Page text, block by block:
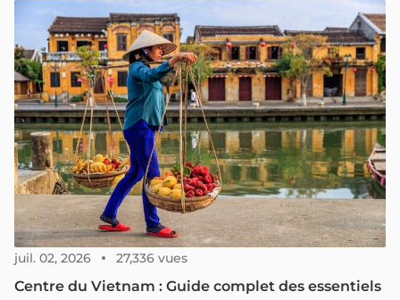
juil. 02, 2026 27,336 vues
Centre du Vietnam : Guide complet des essentiels